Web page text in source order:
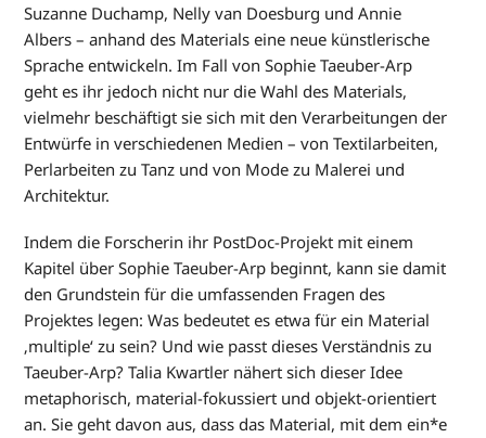
Suzanne Duchamp, Nelly van Doesburg und Annie
Albers – anhand des Materials eine neue künstlerische
Sprache entwickeln. Im Fall von Sophie Taeuber-Arp
geht es ihr jedoch nicht nur die Wahl des Materials,
vielmehr beschäftigt sie sich mit den Verarbeitungen der
Entwürfe in verschiedenen Medien – von Textilarbeiten,
Perlarbeiten zu Tanz und von Mode zu Malerei und
Architektur.
Indem die Forscherin ihr PostDoc-Projekt mit einem
Kapitel über Sophie Taeuber-Arp beginnt, kann sie damit
den Grundstein für die umfassenden Fragen des
Projektes legen: Was bedeutet es etwa für ein Material
‚multiple‘ zu sein? Und wie passt dieses Verständnis zu
Taeuber-Arp? Talia Kwartler nähert sich dieser Idee
metaphorisch, material-fokussiert und objekt-orientiert
an. Sie geht davon aus, dass das Material, mit dem ein*e